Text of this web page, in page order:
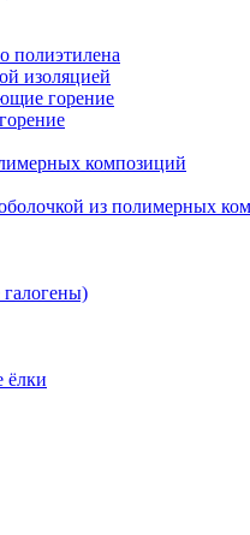
полиэтилена
изоляцией
горение
композиций
из полимерных
ёлки